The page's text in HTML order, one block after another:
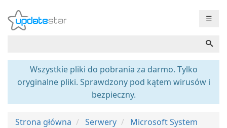
☰
Wszystkie pliki do pobrania za darmo. Tylko
oryginalne pliki. Sprawdzony pod kątem wirusów i
bezpieczny.
Strona główna Serwery
Microsoft System